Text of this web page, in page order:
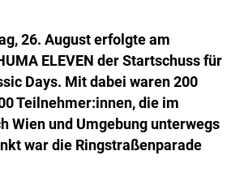
26. August erfolgte am
ELEVEN der Startschuss für
Days. Mit dabei waren 200
Teilnehmer:innen, die im
Wien und Umgebung unterwegs
war die Ringstraßenparade